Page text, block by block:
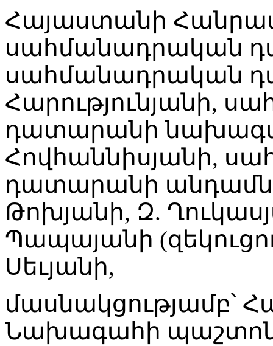
Հայաստանի
սահմանադրական
սահմանադրական
Հարությունյանի,
դատարանի
Հովհաննիսյանի,
դատարանի
Թոխյանի, Զ.
Պապայանի
Սեւյանի,
մասնակցությամբ՝
Նախագահի